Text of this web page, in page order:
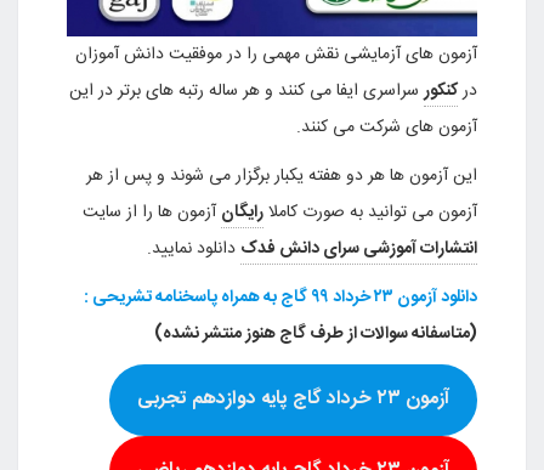
آزمون های آزمایشی نقش مهمی را در موفقیت دانش آموزان
درکنکورسراسری ایفا می کنند و هر ساله رتبه های برتر در این
آزمون های شرکت می کنند.
این آزمون ها هر دو هفته یکبار برگزار می شوند و پس از هر
آزمون می توانید به صورت کاملارایگانآزمون ها را از سایت
انتشارات آموزشی سرای دانش فدک دانلود نمایید.
دانلود آزمون ۲۳ خرداد ۹۹ گاج به همراه پاسخنامه تشریحی :
(متاسفانه سوالات از طرف گاج هنوز منتشر نشده)
آزمون ۲۳ خرداد گاج پایه دوازدهم تجربی